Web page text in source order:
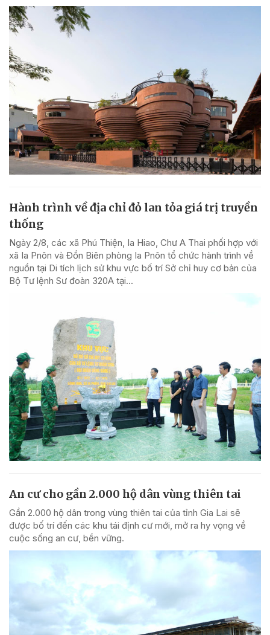
Hành trình về địa chỉ đỏ lan tỏa giá trị truyền
thống
Ngày 2/8, các xã Phú Thiện, Ia Hiao, Chư A Thai phối hợp với
xã Ia Pnôn và Đồn Biên phòng Ia Pnôn tổ chức hành trình về
nguồn tại Di tích lịch sử khu vực bố trí Sở chỉ huy cơ bản của
Bộ Tư lệnh Sư đoàn 320A tại...
An cư cho gần 2.000 hộ dân vùng thiên tai
Gần 2.000 hộ dân trong vùng thiên tai của tỉnh Gia Lai sẽ
được bố trí đến các khu tái định cư mới, mở ra hy vọng về
cuộc sống an cư, bền vững.